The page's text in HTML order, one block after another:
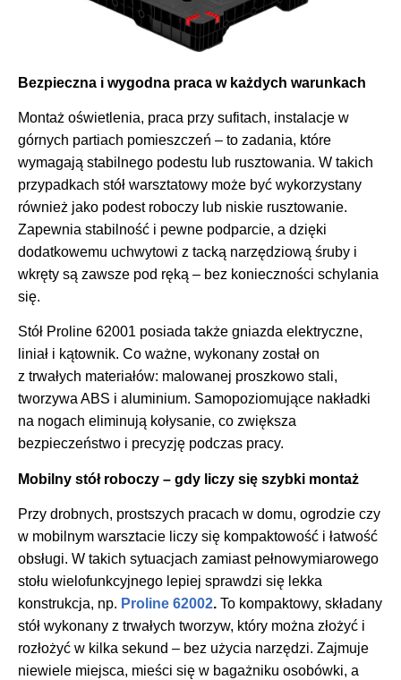
Bezpieczna i wygodna praca w każdych warunkach
Montaż oświetlenia, praca przy sufitach, instalacje w
górnych partiach pomieszczeń – to zadania, które
wymagają stabilnego podestu lub rusztowania. W takich
przypadkach stół warsztatowy może być wykorzystany
również jako podest roboczy lub niskie rusztowanie.
Zapewnia stabilność i pewne podparcie, a dzięki
dodatkowemu uchwytowi z tacką narzędziową śruby i
wkręty są zawsze pod ręką – bez konieczności schylania
się.
Stół Proline 62001 posiada także gniazda elektryczne,
liniał i kątownik. Co ważne, wykonany został on
z trwałych materiałów: malowanej proszkowo stali,
tworzywa ABS i aluminium. Samopoziomujące nakładki
na nogach eliminują kołysanie, co zwiększa
bezpieczeństwo i precyzję podczas pracy.
Mobilny stół roboczy – gdy liczy się szybki montaż
Przy drobnych, prostszych pracach w domu, ogrodzie czy
w mobilnym warsztacie liczy się kompaktowość i łatwość
obsługi. W takich sytuacjach zamiast pełnowymiarowego
stołu wielofunkcyjnego lepiej sprawdzi się lekka
konstrukcja, np. Proline 62002. To kompaktowy, składany
stół wykonany z trwałych tworzyw, który można złożyć i
rozłożyć w kilka sekund – bez użycia narzędzi. Zajmuje
niewiele miejsca, mieści się w bagażniku osobówki, a